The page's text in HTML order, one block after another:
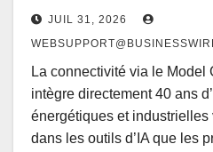
JUIL 31, 2026
La connectivité via le Model
intègre directement 40 ans
énergétiques et
dans les outils d’IA que les